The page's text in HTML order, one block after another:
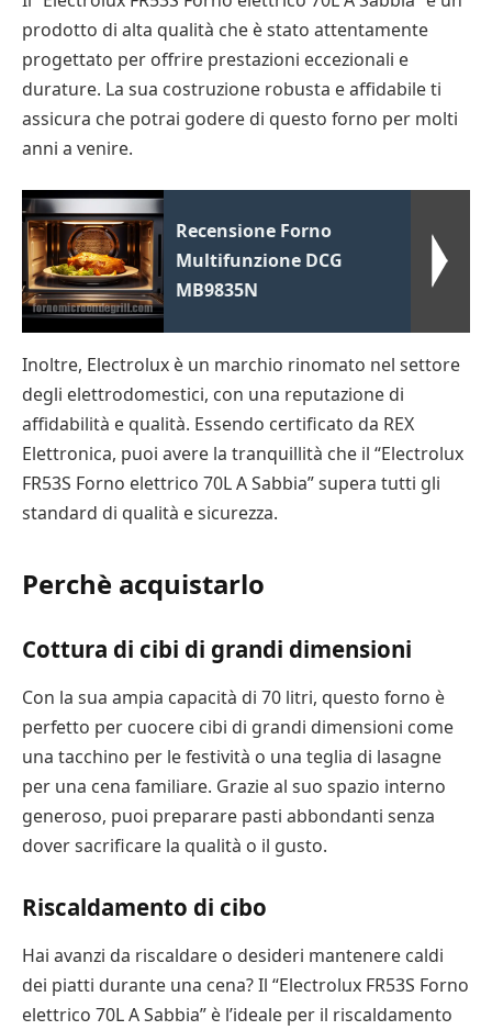
prodotto di alta qualità che è stato attentamente
progettato per offrire prestazioni eccezionali e
durature. La sua costruzione robusta e affidabile ti
assicura che potrai godere di questo forno per molti
anni a venire.
Recensione Forno
Multifunzione DCG
MB9835N
Inoltre, Electrolux è un marchio rinomato nel settore
degli elettrodomestici, con una reputazione di
affidabilità e qualità. Essendo certificato da REX
Elettronica, puoi avere la tranquillità che il “Electrolux
FR53S Forno elettrico 70L A Sabbia” supera tutti gli
standard di qualità e sicurezza.
Perchè acquistarlo
Cottura di cibi di grandi dimensioni
Con la sua ampia capacità di 70 litri, questo forno è
perfetto per cuocere cibi di grandi dimensioni come
una tacchino per le festività o una teglia di lasagne
per una cena familiare. Grazie al suo spazio interno
generoso, puoi preparare pasti abbondanti senza
dover sacrificare la qualità o il gusto.
Riscaldamento di cibo
Hai avanzi da riscaldare o desideri mantenere caldi
dei piatti durante una cena? Il “Electrolux FR53S Forno
elettrico 70L A Sabbia” è l’ideale per il riscaldamento